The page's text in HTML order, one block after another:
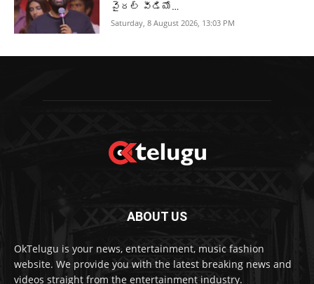
వైరల్ వీడియో…
Saturday, 8 August 2026, 13:03 PM
ABOUT US
OkTelugu is your news, entertainment, music fashion
website. We provide you with the latest breaking news and
videos straight from the entertainment industry.